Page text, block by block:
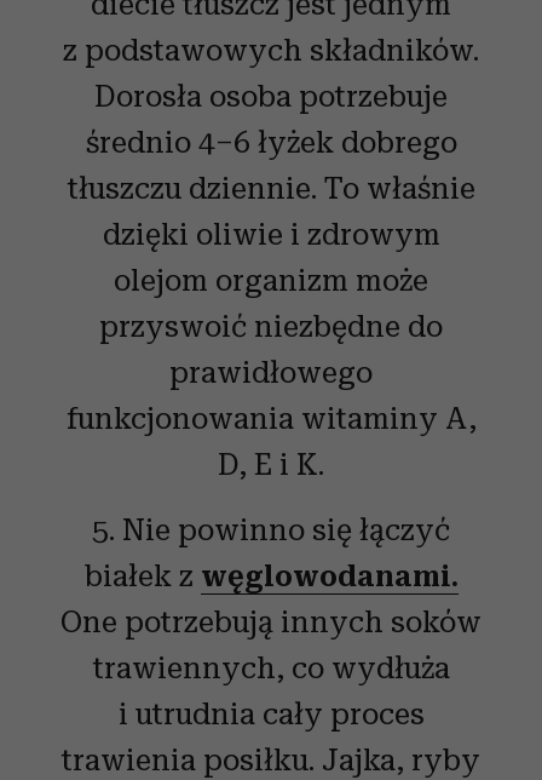
analizować ruch w naszej witrynie. Informacje o tym, jak
korzystasz z naszej witryny, udostępniamy partnerom
społecznościowym, reklamowym i analitycznym.
Partnerzy mogą połączyć te informacje z innymi danymi
korzystania z ich usług.
z podstawowych składników.
Dorosła osoba potrzebuje
średnio 4–6 łyżek dobrego
tłuszczu dziennie. To właśnie
dzięki oliwie i zdrowym
olejom organizm może
przyswoić niezbędne do
prawidłowego
funkcjonowania witaminy A,
D, E i K.
5. Nie powinno się łączyć
białek z węglowodanami.
One potrzebują innych soków
trawiennych, co wydłuża
i utrudnia cały proces
trawienia posiłku. Jajka, ryby